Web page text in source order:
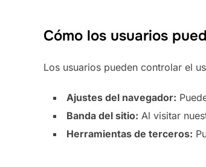
Cómo los usuarios
Los usuarios pueden controlar el
Ajustes del navegador:
Banda del sitio: Al visitar
Herramientas de terceros: